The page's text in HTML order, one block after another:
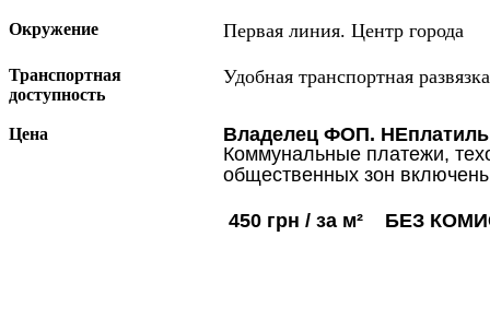
Окружение Первая линия. Центр города
Транспортная
доступность
Удобная транспортная
Цена
Владелец ФОП.
Коммунальные платежи,
общественных зон
450 грн / за м² БЕЗ